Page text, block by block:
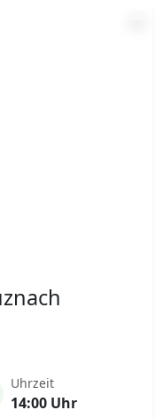
Uhrzeit
14:00 Uhr